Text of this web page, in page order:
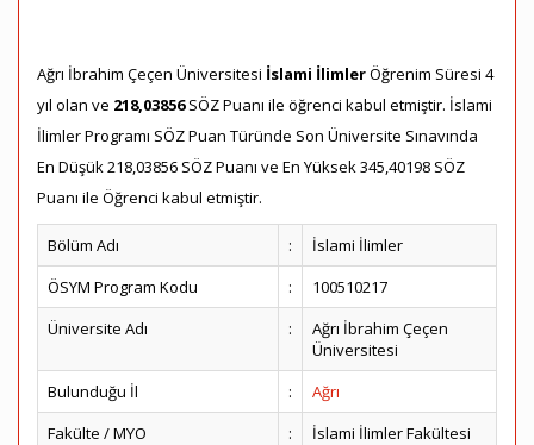
Ağrı İbrahim Çeçen Üniversitesi İslami İlimlerÖğrenim Süresi 4
yıl olan ve 218,03856SÖZ Puanı ile öğrenci kabul etmiştir. İslami
İlimler Programı SÖZ Puan Türünde Son Üniversite Sınavında
En Düşük 218,03856 SÖZ Puanı ve En Yüksek 345,40198 SÖZ
Puanı ile Öğrenci kabul etmiştir.
Bölüm Adı :
İslami İlimler
ÖSYM Program Kodu
:
100510217
Üniversite Adı
:
Ağrı İbrahim Çeçen
Üniversitesi
Bulunduğu İl
:
Ağrı
Fakülte / MYO
:
İslami İlimler Fakültesi